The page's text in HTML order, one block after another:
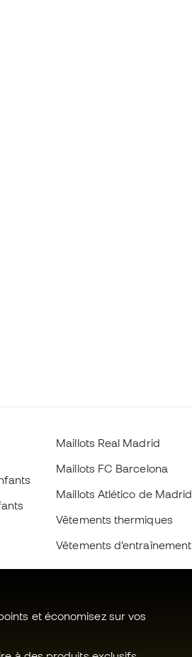
Maillots Real Madrid
Maillots FC Barcelona
Maillots Atlético de Madrid
Vêtements thermiques
Vêtements d’entraînement
et économisez sur vos